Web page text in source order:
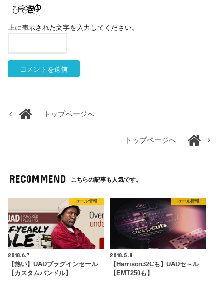
上に表示された文字を入力してください。
トップページへ
トップページへ
RECOMMEND こちらの記事も人気です。
セール情報
2018.6.7
【熱い】UADプラグインセール
【カスタムバンドル】
セール情報
2018.5.8
【Harrison32Cも】UADセ～ル
【EMT250も】